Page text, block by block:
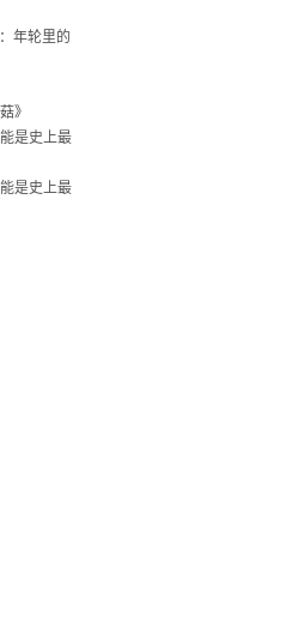
年轮里的
》
是史上最
是史上最